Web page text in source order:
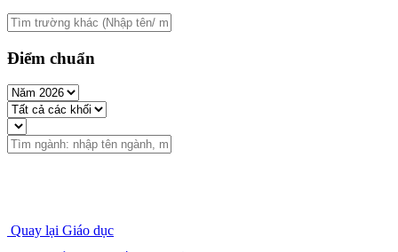
Điểm chuẩn
Quay lại Giáo dục